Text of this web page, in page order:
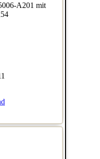
A201 mit